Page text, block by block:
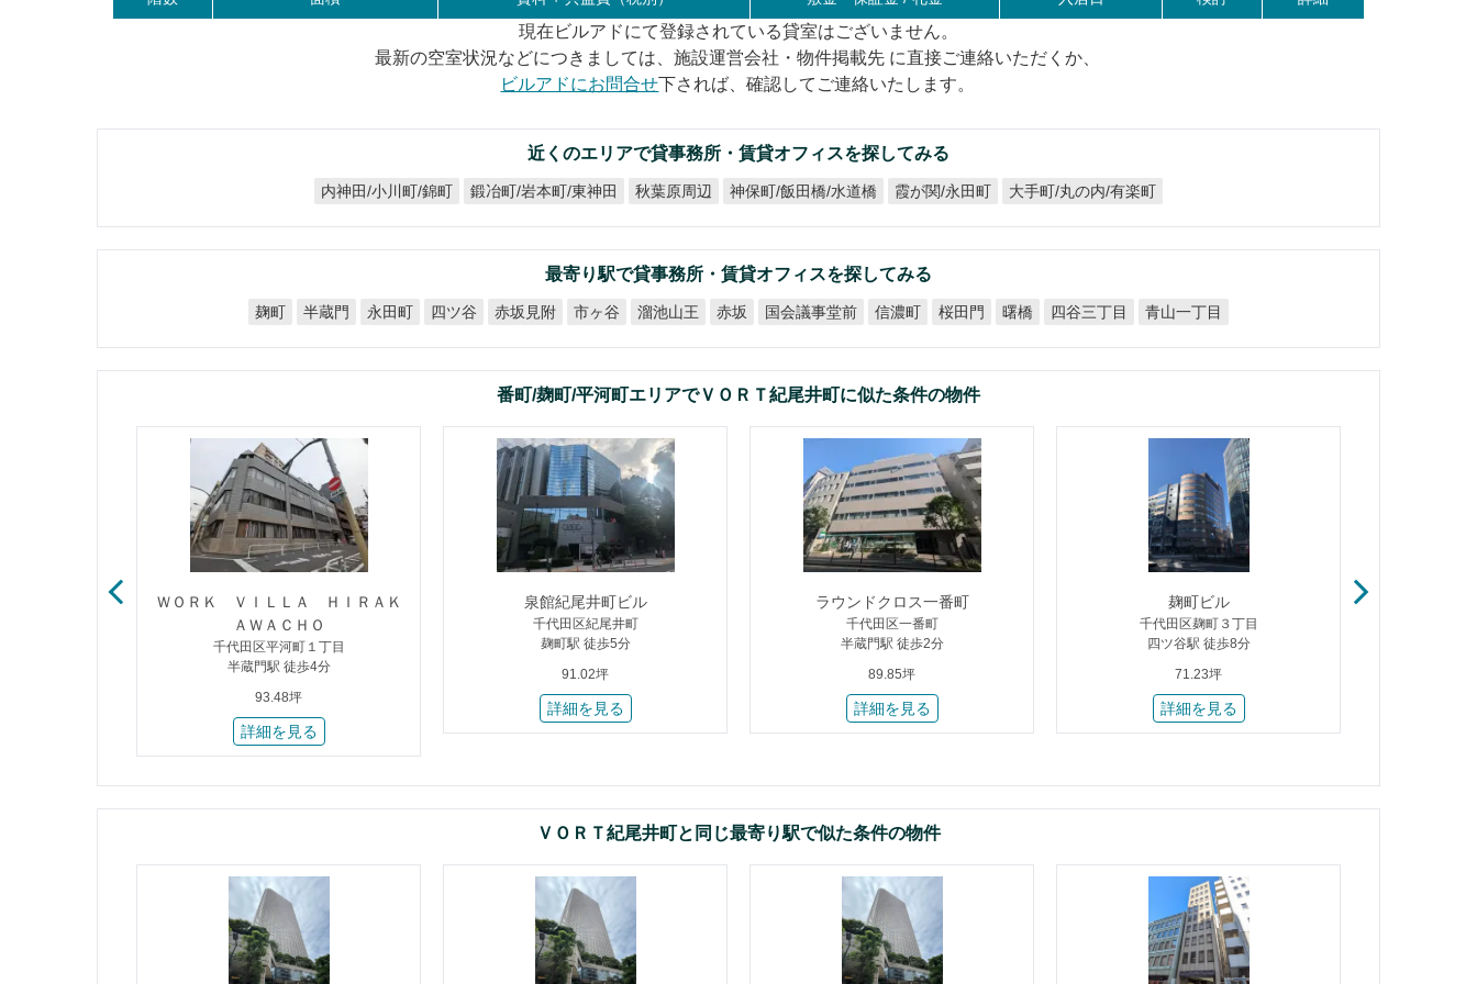
現在ビルアドにて登録されている貸室はございません。
最新の空室状況などにつきましては、施設運営会社・物件掲載先 に直接ご連絡いただくか、
ビルアドにお問合せ下されば、確認してご連絡いたします。
近くのエリアで貸事務所・賃貸オフィスを探してみる
内神田/小川町/錦町 鍛冶町/岩本町/東神田 秋葉原周辺 神保町/飯田橋/水道橋 霞が関/永田町 大手町/丸の内/有楽町
最寄り駅で貸事務所・賃貸オフィスを探してみる
麹町 半蔵門 永田町 四ツ谷 赤坂見附 市ヶ谷 溜池山王 赤坂 国会議事堂前 信濃町 桜田門 曙橋 四谷三丁目 青山一丁目
番町/麹町/平河町エリアでＶＯＲＴ紀尾井町に似た条件の物件
ＷＯＲＫ ＶＩＬＬＡ ＨＩＲＡＫ
ＡＷＡＣＨＯ
千代田区平河町１丁目
半蔵門駅 徒歩4分
93.48坪
詳細を見る
泉館紀尾井町ビル
千代田区紀尾井町
麹町駅 徒歩5分
91.02坪
詳細を見る
ラウンドクロス一番町
千代田区一番町
半蔵門駅 徒歩2分
89.85坪
詳細を見る
麹町ビル
千代田区麹町３丁目
四ツ谷駅 徒歩8分
71.23坪
詳細を見る
ＶＯＲＴ紀尾井町と同じ最寄り駅で似た条件の物件